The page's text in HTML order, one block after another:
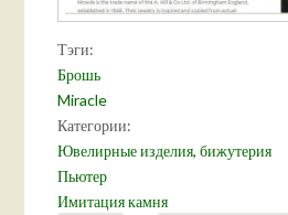
Тэги:
Брошь
Miracle
Категории:
Ювелирные изделия, бижутерия
Пьютер
Имитация камня